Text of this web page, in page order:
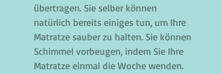
übertragen. Sie selber können
natürlich bereits einiges tun, um Ihre
Matratze sauber zu halten. Sie können
Schimmel vorbeugen, indem Sie Ihre
Matratze einmal die Woche wenden.